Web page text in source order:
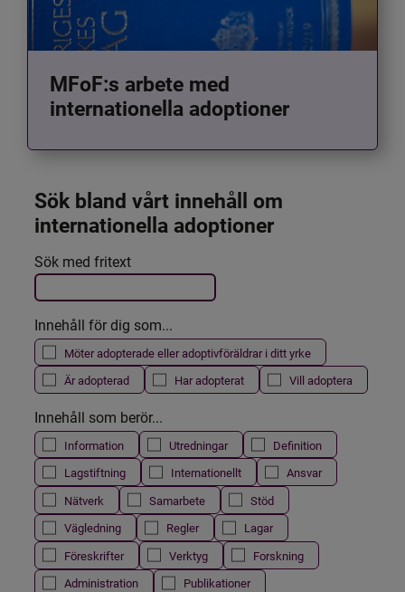
MFoF:s arbete med
internationella adoptioner
Sök bland vårt innehåll om
internationella adoptioner
Filtrera resultatet
Det här formuläret postas automatiskt
Sök med fritext
Innehåll för dig som...
Möter adopterade eller adoptivföräldrar i ditt yrke
Är adopterad
Har adopterat Vill adoptera
Innehåll som berör...
Information Utredningar
Definition
Lagstiftning
Internationellt
Ansvar
Nätverk
Samarbete
Stöd
Vägledning
Regler
Lagar
Föreskrifter
Verktyg
Forskning
Administration
Publikationer